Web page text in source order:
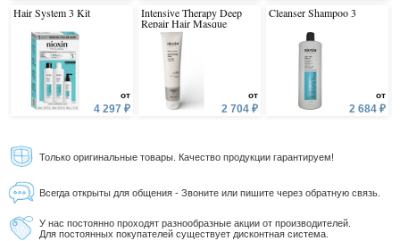
Hair System 3 Kit
от
4 297 ₽
Intensive Therapy Deep
Repair Hair Masque
от
2 704 ₽
Cleanser Shampoo 3
от
2 684 ₽
Только оригинальные товары. Качество продукции гарантируем!
Всегда открыты для общения - Звоните или пишите через обратную связь.
У нас постоянно проходят разнообразные акции от производителей.
Для постоянных покупателей существует дисконтная система.